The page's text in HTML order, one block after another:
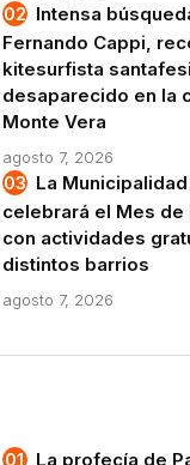
Intensa
Fernando Cappi,
kitesurfista
desaparecido en la
Monte Vera
agosto 7, 2026
La
celebrará el Mes de
con actividades
distintos barrios
agosto 7, 2026
La profecía de